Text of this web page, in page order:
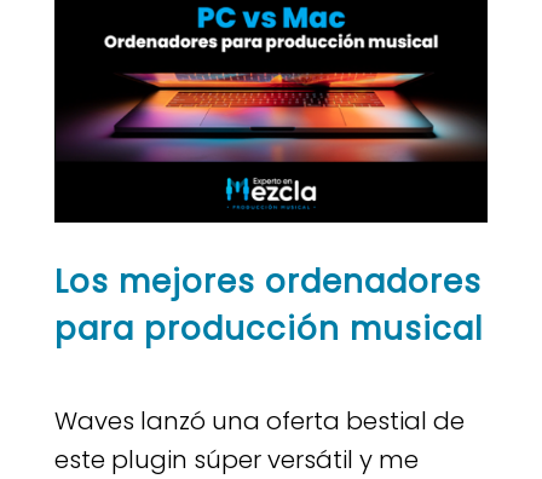
Los mejores ordenadores
para producción musical
Waves lanzó una oferta bestial de
este plugin súper versátil y me